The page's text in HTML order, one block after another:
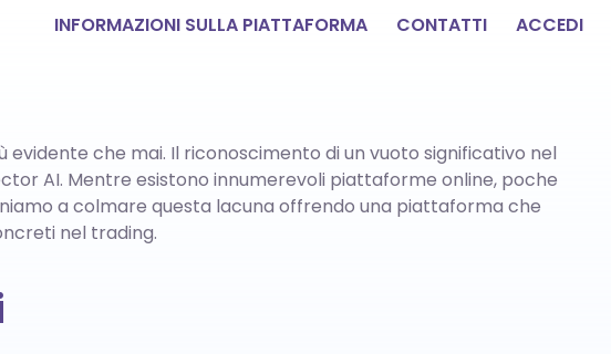
INFORMAZIONI SULLA PIATTAFORMA CONTATTI ACCEDI
che mai. Il riconoscimento di un vuoto significativo nel
AI. Mentre esistono innumerevoli piattaforme online, poche
a colmare questa lacuna offrendo una piattaforma che
nel trading.